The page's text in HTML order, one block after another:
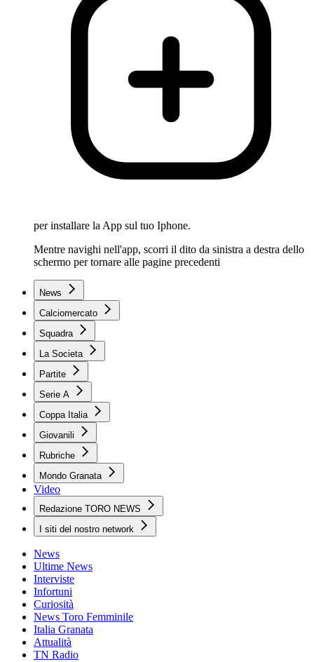
per installare la App sul tuo Iphone.
Mentre navighi nell'app, scorri il dito da sinistra a destra dello
schermo per tornare alle pagine precedenti
News
Calciomercato
Squadra
La Societa
Partite
Serie A
Coppa Italia
Giovanili
Rubriche
Mondo Granata
Video
Redazione TORO NEWS
I siti del nostro network
News
Ultime News
Interviste
Infortuni
Curiosità
News Toro Femminile
Italia Granata
Attualità
TN Radio